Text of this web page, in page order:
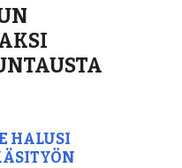
HALUSI